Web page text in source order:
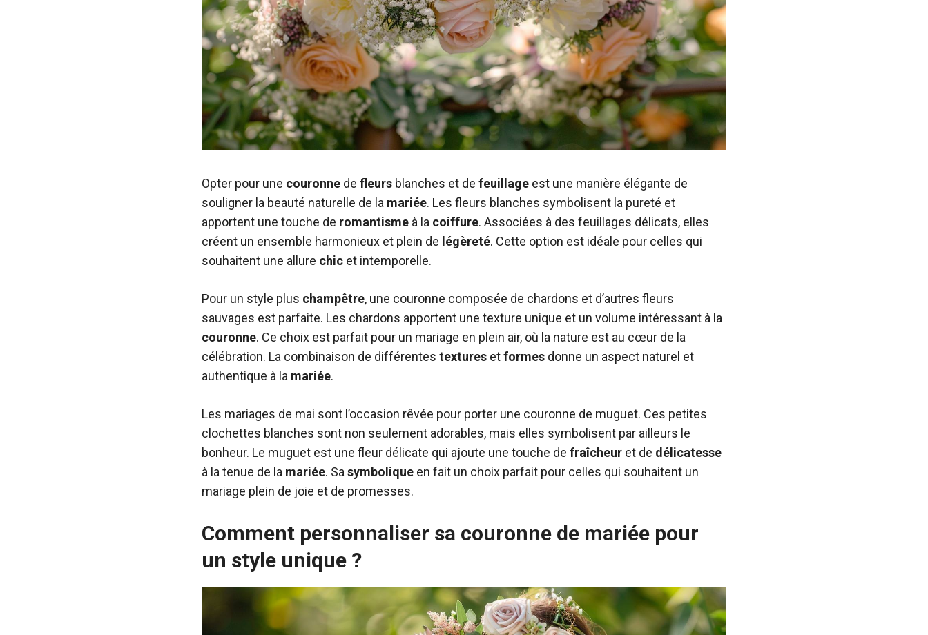
Opter pour une couronne de fleurs blanches et de feuillage est une manière élégante de
souligner la beauté naturelle de la mariée. Les fleurs blanches symbolisent la pureté et
apportent une touche de romantisme à la coiffure. Associées à des feuillages délicats, elles
créent un ensemble harmonieux et plein de légèreté. Cette option est idéale pour celles qui
souhaitent une allure chic et intemporelle.
Pour un style plus champêtre, une couronne composée de chardons et d’autres fleurs
sauvages est parfaite. Les chardons apportent une texture unique et un volume intéressant à la
couronne. Ce choix est parfait pour un mariage en plein air, où la nature est au cœur de la
célébration. La combinaison de différentes textures etformes donne un aspect naturel et
authentique à la mariée.
Les mariages de mai sont l’occasion rêvée pour porter une couronne de muguet. Ces petites
clochettes blanches sont non seulement adorables, mais elles symbolisent par ailleurs le
bonheur. Le muguet est une fleur délicate qui ajoute une touche de fraîcheur et de délicatesse
à la tenue de la mariée. Sa symbolique en fait un choix parfait pour celles qui souhaitent un
mariage plein de joie et de promesses.
Comment personnaliser sa couronne de mariée pour
un style unique ?